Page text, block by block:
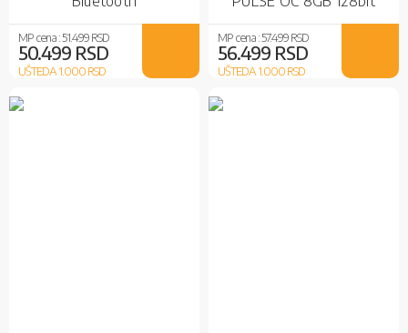
MP cena :51.499 RSD
50.499 RSD
UŠTEDA 1.000RSD
PULSE Black
MP cena :57.499 RSD
56.499 RSD
UŠTEDA 1.000RSD